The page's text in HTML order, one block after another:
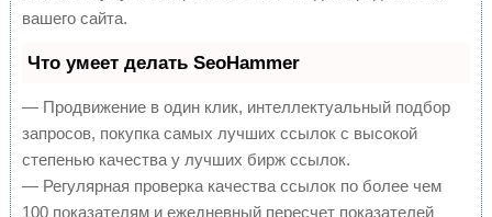
вашего сайта.
Что умеет делать SeoHammer
— Продвижение в один клик, интеллектуальный подбор
запросов, покупка самых лучших ссылок с высокой
степенью качества у лучших бирж ссылок.
— Регулярная проверка качества ссылок по более чем
100 показателям и ежедневный пересчет показателей